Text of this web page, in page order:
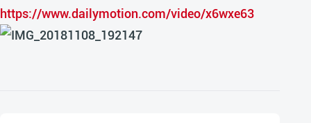
https://www.dailymotion.com/video/x6wxe63